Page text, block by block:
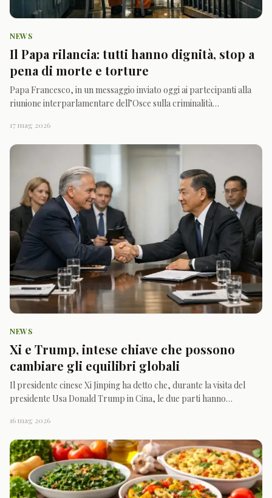
NEWS
Il Papa rilancia: tutti hanno dignità, stop a
pena di morte e torture
Papa Francesco, in un messaggio inviato oggi ai partecipanti alla
riunione interparlamentare dell’Osce sulla criminalità
chi ha commesso crimini conserva una dignità che va rispettata. Per
questo ha richiamato istituzioni e legislatori
17 mag 2026
NEWS
Xi e Trump, intese chiave che possono
cambiare gli equilibri globali
Il presidente cinese Xi Jinping ha detto che, durante la visita del
presidente Usa Donald Trump in Cina, le due parti hanno
cooperazione pratica, oltre a un accordo per affrontare in modo
più ordinato le reciproche preoccupazioni, come riferis
16 mag 2026